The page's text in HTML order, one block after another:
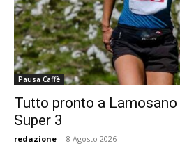
Pausa Caffè
Tutto pronto a
Super 3
redazione - 8 Agosto 2026